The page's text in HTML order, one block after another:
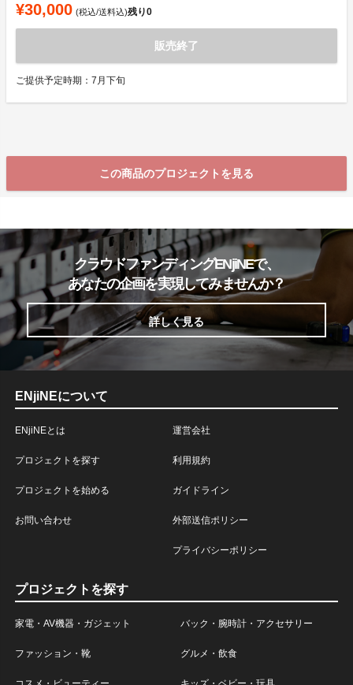
¥30,000 (税込/送料込)残り0
販売終了
ご提供予定時期：7月下旬
この商品のプロジェクトを見る
クラウドファンディングENjiNEで、
あなたの企画を実現してみませんか？
詳しく見る
ENjiNEについて
ENjiNEとは
プロジェクトを探す
プロジェクトを始める
お問い合わせ
運営会社
利用規約
ガイドライン
外部送信ポリシー
プライバシーポリシー
プロジェクトを探す
家電・AV機器・ガジェット バック・腕時計・アクセサリー
ファッション・靴 グルメ・飲食